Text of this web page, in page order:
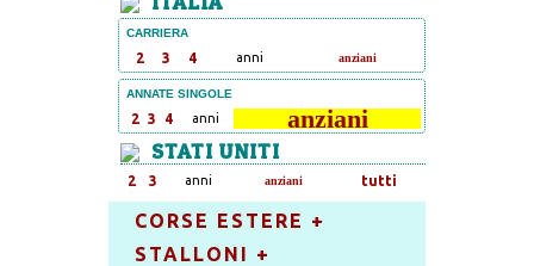
CARRIERA
2 3 4 anni anziani
ANNATE SINGOLE
2 3 4 anni anziani
STATI UNITI
2 3 anni anziani tutti
CORSE ESTERE +
STALLONI +